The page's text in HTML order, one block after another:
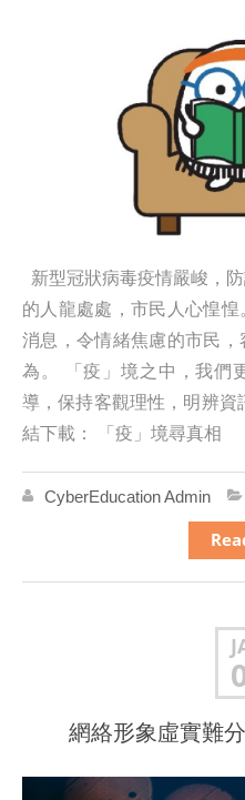
新型冠狀病毒疫情嚴峻，
的人龍處處，市民人心惶
消息，令情緒焦慮的市民
為。 「疫」境之中，我們
導，保持客觀理性，明辨資
結下載： 「疫」境尋真相
CyberEducation Admin
網絡形象虛實難